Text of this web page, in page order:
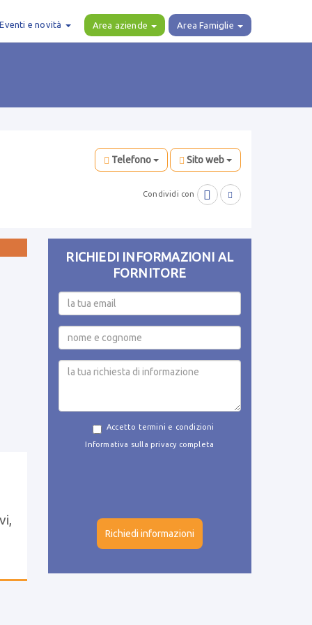
Eventi e novità Area aziende Area Famiglie
Telefono Sito web
Condividi con  
RICHIEDI INFORMAZIONI AL
FORNITORE
Accetto termini e condizioni
Informativa sulla privacy completa